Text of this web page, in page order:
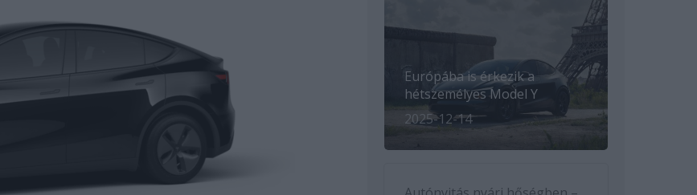
Európába is érkezik a
hétszemélyes Model Y
2025-12-14